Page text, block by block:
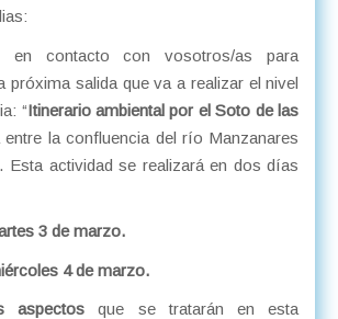
en contacto con vosotros/as para
próxima salida que va a realizar el nivel
“Itinerario ambiental por el Soto de las
entre la confluencia del río Manzanares
Esta actividad se realizará en dos días
3 de marzo.
4 de marzo.
aspectosque se tratarán en esta